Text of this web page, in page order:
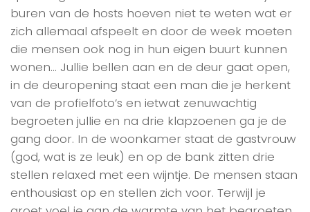
buren van de hosts hoeven niet te weten wat er
zich allemaal afspeelt en door de week moeten
die mensen ook nog in hun eigen buurt kunnen
wonen… Jullie bellen aan en de deur gaat open,
in de deuropening staat een man die je herkent
van de profielfoto’s en ietwat zenuwachtig
begroeten jullie en na drie klapzoenen ga je de
gang door. In de woonkamer staat de gastvrouw
(god, wat is ze leuk) en op de bank zitten drie
stellen relaxed met een wijntje. De mensen staan
enthousiast op en stellen zich voor. Terwijl je